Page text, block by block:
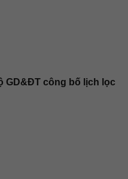
GD&ĐT công bố lịch lọc